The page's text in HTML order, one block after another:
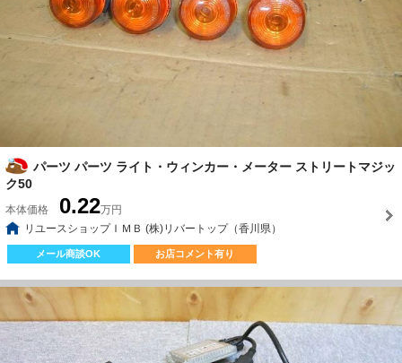
パーツ パーツ ライト・ウィンカー・メーター ストリートマジッ
ク50
本体価格 0.22万円
リユースショップＩＭＢ (株)リバートップ（香川県）
メール商談OK お店コメント有り